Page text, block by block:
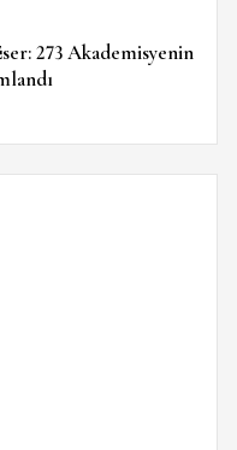
273 Akademisyenin